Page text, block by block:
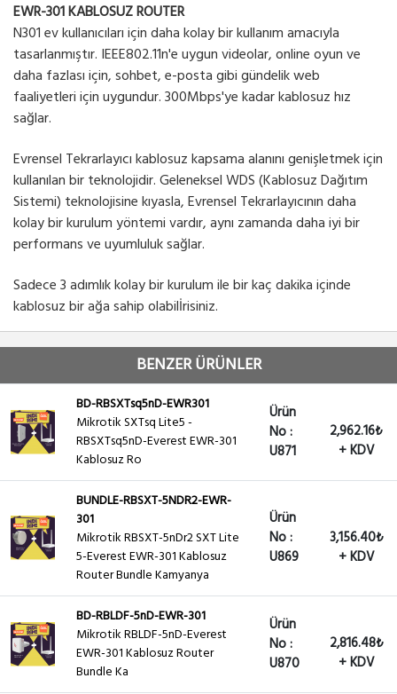
EWR-301 KABLOSUZ ROUTER
N301 ev kullanıcıları için daha kolay bir kullanım amacıyla
tasarlanmıştır. IEEE802.11n'e uygun videolar, online oyun ve
daha fazlası için, sohbet, e-posta gibi gündelik web
faaliyetleri için uygundur. 300Mbps'ye kadar kablosuz hız
sağlar.
Evrensel Tekrarlayıcı kablosuz kapsama alanını genişletmek için
kullanılan bir teknolojidir. Geleneksel WDS (Kablosuz Dağıtım
Sistemi) teknolojisine kıyasla, Evrensel Tekrarlayıcının daha
kolay bir kurulum yöntemi vardır, aynı zamanda daha iyi bir
performans ve uyumluluk sağlar.
Sadece 3 adımlık kolay bir kurulum ile bir kaç dakika içinde
kablosuz bir ağa sahip olabilİrisiniz.
BENZER ÜRÜNLER
BD-RBSXTsq5nD-EWR301
Mikrotik SXTsq Lite5 -
RBSXTsq5nD-Everest EWR-301
Kablosuz Ro
Ürün
No :
U871
2,962.16₺
+ KDV
BUNDLE-RBSXT-5NDR2-EWR-
301
Mikrotik RBSXT-5nDr2 SXT Lite
5-Everest EWR-301 Kablosuz
Router Bundle Kamyanya
Ürün
No :
U869
3,156.40₺
+ KDV
BD-RBLDF-5nD-EWR-301
Mikrotik RBLDF-5nD-Everest
EWR-301 Kablosuz Router
Bundle Ka
Ürün
No :
U870
2,816.48₺
+ KDV